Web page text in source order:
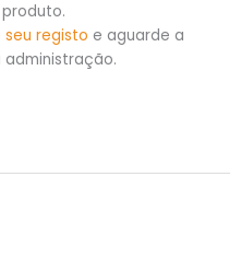
registo e aguarde a